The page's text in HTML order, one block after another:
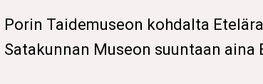
Taidemuseon kohdalta
Museon suuntaan aina